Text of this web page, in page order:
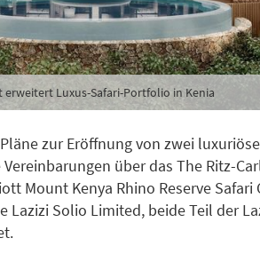
erweitert Luxus-Safari-Portfolio in Kenia
zur Eröffnung von zwei
über das The Ritz-
Mount Kenya Rhino Reserve Safari
Lazizi Solio Limited, beide Teil der